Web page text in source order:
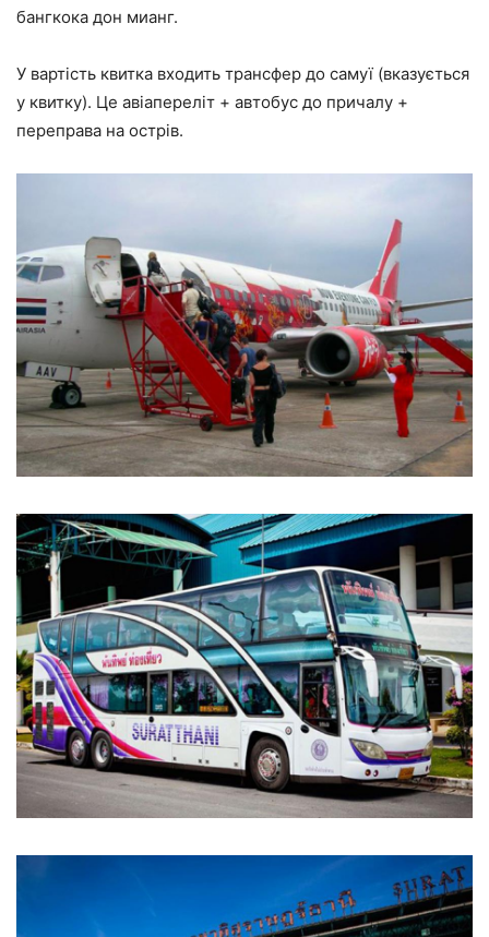
бангкока дон мианг.
У вартість квитка входить трансфер до самуї (вказується
у квитку). Це авіапереліт + автобус до причалу +
переправа на острів.